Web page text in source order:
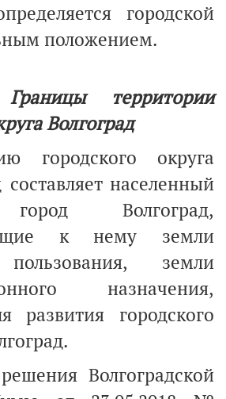
городской
положением.
территории
Волгоград
городского округа
составляет населенный
Волгоград,
к нему земли
земли
назначения,
развития городского
Волгоградской